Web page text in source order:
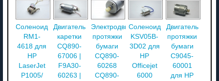
Соленоид
RM1-
4618 для
HP
LaserJet
P1005/
Двигатель
каретки
CQ890-
67006 |
F9A30-
60263 |
Электродвигатель
протяжки
бумаги
CQ890-
60268
CQ890-
Соленоид
KSV05B-
3D02 для
HP
Officejet
6000
Двигатель
протяжки
бумаги
C9045-
60001
для HP